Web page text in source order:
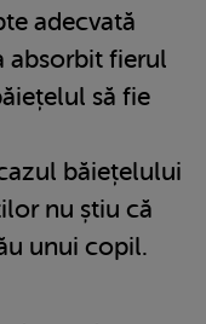
adecvată
absorbit fierul
să fie
băiețelului
nu știu că
unui copil.